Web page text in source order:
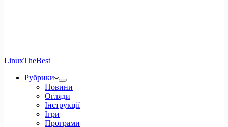
LinuxTheBest
Рубрики
Новини
Огляди
Інструкції
Ігри
Програми